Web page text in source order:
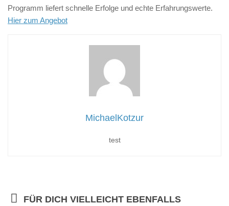
Programm liefert schnelle Erfolge und echte Erfahrungswerte.
Hier zum Angebot
MichaelKotzur
test
FÜR DICH VIELLEICHT EBENFALLS